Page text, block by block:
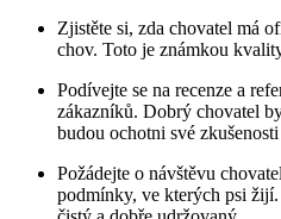
Zjistěte si, zda chovatel má
chov. Toto je známkou
Podívejte se na recenze a
zákazníků. Dobrý chovatel
budou ochotni své
Požádejte o návštěvu
podmínky, ve kterých psi